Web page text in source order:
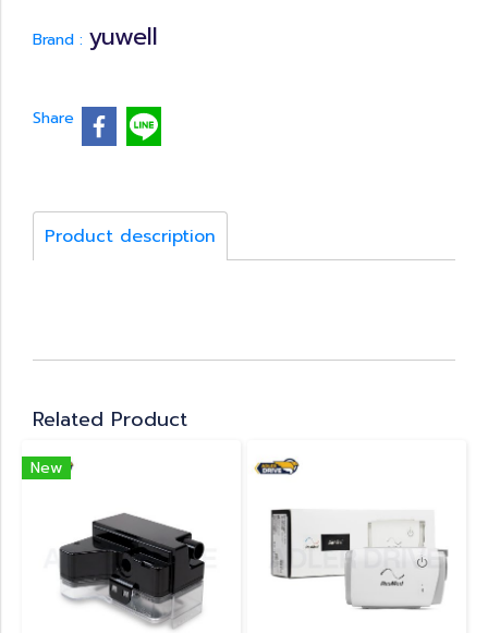
Brand : yuwell
Share
Product description
Related Product
New